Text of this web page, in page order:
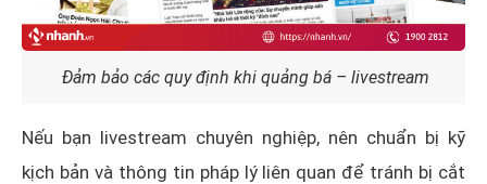
Đảm bảo các quy định khi quảng bá – livestream
Nếu bạn livestream chuyên nghiệp, nên chuẩn bị kỹ
kịch bản và thông tin pháp lý liên quan để tránh bị cắt